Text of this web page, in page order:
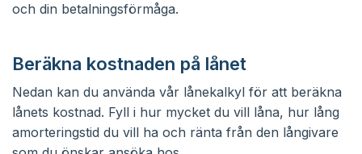
och din betalningsförmåga.
Beräkna kostnaden på lånet
Nedan kan du använda vår lånekalkyl för att beräkna
lånets kostnad. Fyll i hur mycket du vill låna, hur lång
amorteringstid du vill ha och ränta från den långivare